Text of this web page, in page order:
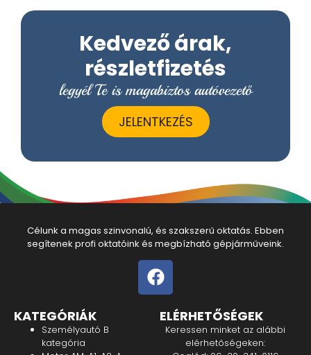
Kedvező árak,
részletfizetés
legyél Te is magabiztos autóvezető
JELENTKEZÉS
Célunk a magas szinvonalú, és szakszerű oktatás. Ebben
segítenek profi oktatóink és megbízható gépjárműveink.
KATEGÓRIÁK
Személyautó B
kategória
ELÉRHETŐSÉGEK
Keressen minket az alábbi
elérhetőségeken: